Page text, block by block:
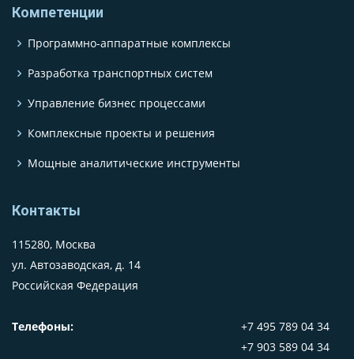
Компетенции
Программно-аппаратные комплексы
Разработка транспортных систем
Управление бизнес процессами
Комплексные проекты и решения
Мощные аналитические инструменты
Контакты
115280, Москва
ул. Автозаводская, д. 14
Российская Федерация
Телефоны:
+7 495 789 04 34
+7 903 589 04 34